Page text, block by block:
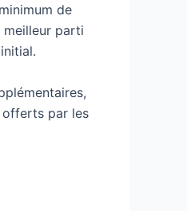
de
parti
offerts par les